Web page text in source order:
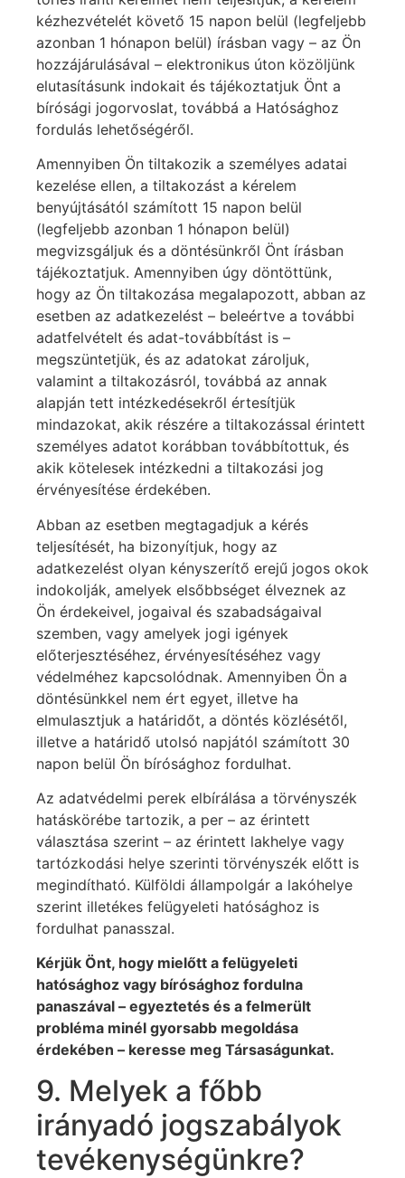
kézhezvételét követő 15 napon belül (legfeljebb
azonban 1 hónapon belül) írásban vagy – az Ön
hozzájárulásával – elektronikus úton közöljünk
elutasításunk indokait és tájékoztatjuk Önt a
bírósági jogorvoslat, továbbá a Hatósághoz
fordulás lehetőségéről.
Amennyiben Ön tiltakozik a személyes adatai
kezelése ellen, a tiltakozást a kérelem
benyújtásától számított 15 napon belül
(legfeljebb azonban 1 hónapon belül)
megvizsgáljuk és a döntésünkről Önt írásban
tájékoztatjuk. Amennyiben úgy döntöttünk,
hogy az Ön tiltakozása megalapozott, abban az
esetben az adatkezelést – beleértve a további
adatfelvételt és adat-továbbítást is –
megszüntetjük, és az adatokat zároljuk,
valamint a tiltakozásról, továbbá az annak
alapján tett intézkedésekről értesítjük
mindazokat, akik részére a tiltakozással érintett
személyes adatot korábban továbbítottuk, és
akik kötelesek intézkedni a tiltakozási jog
érvényesítése érdekében.
Abban az esetben megtagadjuk a kérés
teljesítését, ha bizonyítjuk, hogy az
adatkezelést olyan kényszerítő erejű jogos okok
indokolják, amelyek elsőbbséget élveznek az
Ön érdekeivel, jogaival és szabadságaival
szemben, vagy amelyek jogi igények
előterjesztéséhez, érvényesítéséhez vagy
védelméhez kapcsolódnak. Amennyiben Ön a
döntésünkkel nem ért egyet, illetve ha
elmulasztjuk a határidőt, a döntés közlésétől,
illetve a határidő utolsó napjától számított 30
napon belül Ön bírósághoz fordulhat.
Az adatvédelmi perek elbírálása a törvényszék
hatáskörébe tartozik, a per – az érintett
választása szerint – az érintett lakhelye vagy
tartózkodási helye szerinti törvényszék előtt is
megindítható. Külföldi állampolgár a lakóhelye
szerint illetékes felügyeleti hatósághoz is
fordulhat panasszal.
Kérjük Önt, hogy mielőtt a felügyeleti
hatósághoz vagy bírósághoz fordulna
panaszával – egyeztetés és a felmerült
probléma minél gyorsabb megoldása
érdekében – keresse meg Társaságunkat.
9. Melyek a főbb
irányadó jogszabályok
tevékenységünkre?